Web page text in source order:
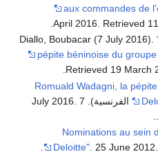
aux commandes de
. Retrieved
.
Diallo, Boubacar (7 July 2016).
pépite béninoise du
19 March
.
"Romuald Wadagni, la
"Nominations au sein
Deloitte" . 25 June 2012